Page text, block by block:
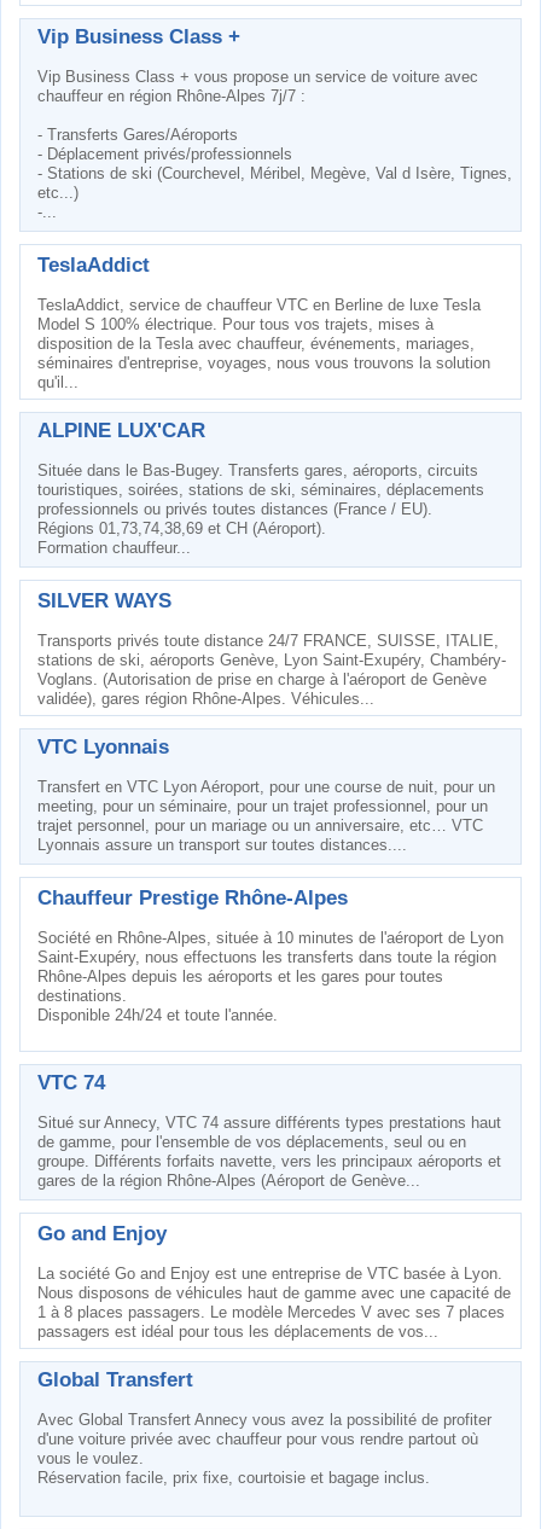
Vip Business Class +
Vip Business Class + vous propose un service de voiture avec
chauffeur en région Rhône-Alpes 7j/7 :
- Transferts Gares/Aéroports
- Déplacement privés/professionnels
- Stations de ski (Courchevel, Méribel, Megève, Val d Isère, Tignes,
etc...)
-...
TeslaAddict
TeslaAddict, service de chauffeur VTC en Berline de luxe Tesla
Model S 100% électrique. Pour tous vos trajets, mises à
disposition de la Tesla avec chauffeur, événements, mariages,
séminaires d'entreprise, voyages, nous vous trouvons la solution
qu'il...
ALPINE LUX'CAR
Située dans le Bas-Bugey. Transferts gares, aéroports, circuits
touristiques, soirées, stations de ski, séminaires, déplacements
professionnels ou privés toutes distances (France / EU).
Régions 01,73,74,38,69 et CH (Aéroport).
Formation chauffeur...
SILVER WAYS
Transports privés toute distance 24/7 FRANCE, SUISSE, ITALIE,
stations de ski, aéroports Genève, Lyon Saint-Exupéry, Chambéry-
Voglans. (Autorisation de prise en charge à l'aéroport de Genève
validée), gares région Rhône-Alpes. Véhicules...
VTC Lyonnais
Transfert en VTC Lyon Aéroport, pour une course de nuit, pour un
meeting, pour un séminaire, pour un trajet professionnel, pour un
trajet personnel, pour un mariage ou un anniversaire, etc… VTC
Lyonnais assure un transport sur toutes distances....
Chauffeur Prestige Rhône-Alpes
Société en Rhône-Alpes, située à 10 minutes de l'aéroport de Lyon
Saint-Exupéry, nous effectuons les transferts dans toute la région
Rhône-Alpes depuis les aéroports et les gares pour toutes
destinations.
Disponible 24h/24 et toute l'année.
VTC 74
Situé sur Annecy, VTC 74 assure différents types prestations haut
de gamme, pour l'ensemble de vos déplacements, seul ou en
groupe. Différents forfaits navette, vers les principaux aéroports et
gares de la région Rhône-Alpes (Aéroport de Genève...
Go and Enjoy
La société Go and Enjoy est une entreprise de VTC basée à Lyon.
Nous disposons de véhicules haut de gamme avec une capacité de
1 à 8 places passagers. Le modèle Mercedes V avec ses 7 places
passagers est idéal pour tous les déplacements de vos...
Global Transfert
Avec Global Transfert Annecy vous avez la possibilité de profiter
d'une voiture privée avec chauffeur pour vous rendre partout où
vous le voulez.
Réservation facile, prix fixe, courtoisie et bagage inclus.